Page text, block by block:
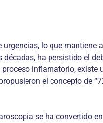
lo que
ha persistido el
inflamatorio,
el concepto de
se ha convertido